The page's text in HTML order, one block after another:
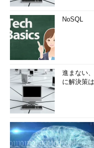
NoSQL
進まない
に解決策